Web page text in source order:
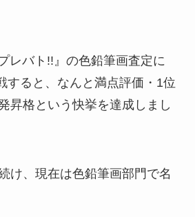
レバト!!』の色鉛筆画査定に
すると、なんと満点評価・1位
昇格という快挙を達成しまし
け、現在は色鉛筆画部門で名